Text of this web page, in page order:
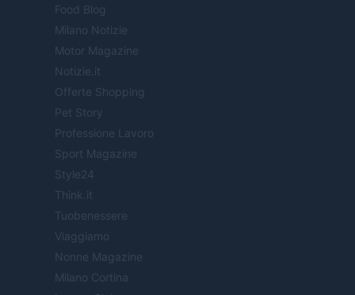
Food Blog
Milano Notizie
Motor Magazine
Notizie.it
Offerte Shopping
Pet Story
Professione Lavoro
Sport Magazine
Style24
Think.it
Tuobenessere
Viaggiamo
Nonne Magazine
Milano Cortina